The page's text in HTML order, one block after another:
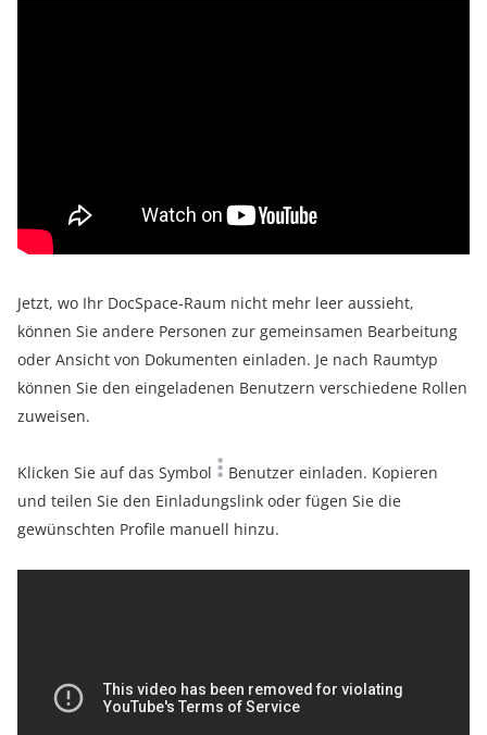
Jetzt, wo Ihr DocSpace-Raum nicht mehr leer aussieht,
können Sie andere Personen zur gemeinsamen Bearbeitung
oder Ansicht von Dokumenten einladen. Je nach Raumtyp
können Sie den eingeladenen Benutzern verschiedene Rollen
zuweisen.
Klicken Sie auf das Symbol
Benutzer einladen. Kopieren
und teilen Sie den Einladungslink oder fügen Sie die
gewünschten Profile manuell hinzu.